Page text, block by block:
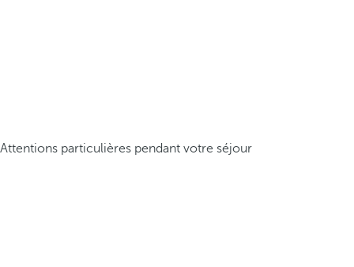
Attentions particulières pendant votre séjour